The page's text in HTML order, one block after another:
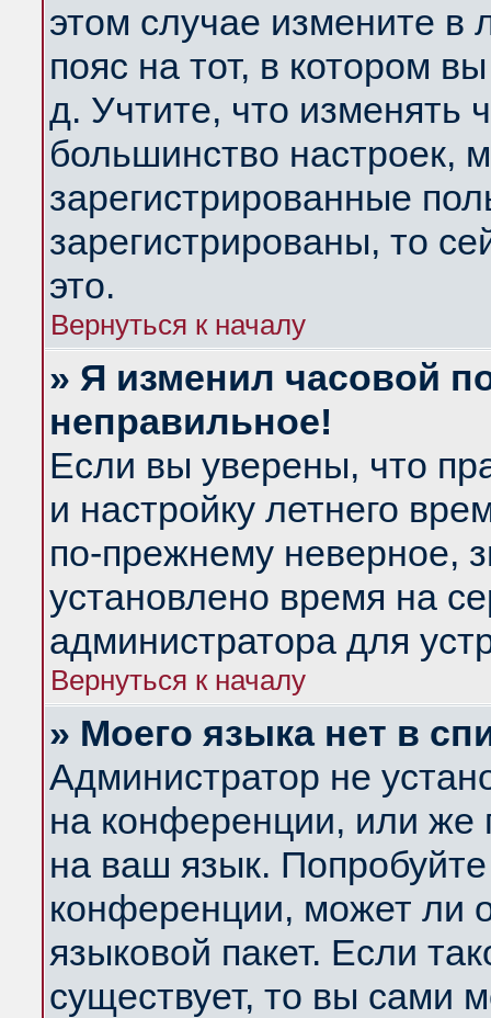
этом случае измените в
пояс на тот, в котором
д. Учтите, что изменять
большинство настроек,
зарегистрированные
зарегистрированы, то
это.
Вернуться к началу
» Я изменил часовой
неправильное!
Если вы уверены, что
и настройку летнего
по-прежнему неверное,
установлено время на
администратора для
Вернуться к началу
» Моего языка нет в
Администратор не
на конференции, или же
на ваш язык.
конференции, может ли
языковой пакет. Если
существует, то вы сами